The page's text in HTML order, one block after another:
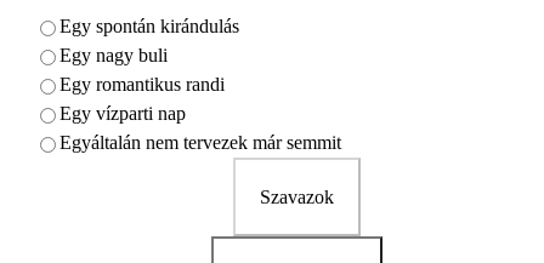
Egy spontán kirándulás
Egy nagy buli
Egy romantikus randi
Egy vízparti nap
Egyáltalán nem tervezek már semmit
Szavazok